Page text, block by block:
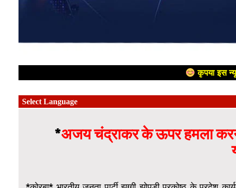
कृपया इस
*अजय चंद्राकर के ऊपर हमला करने